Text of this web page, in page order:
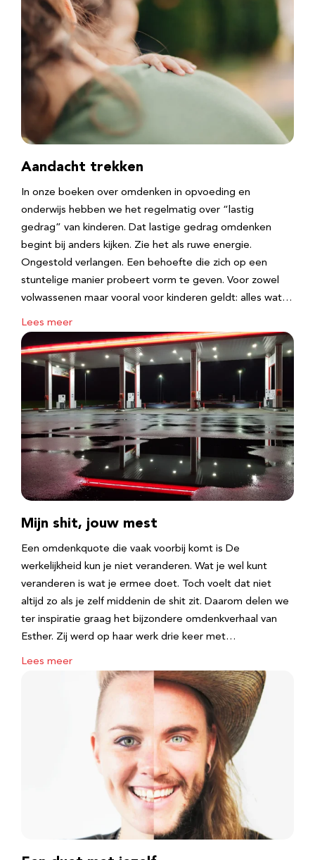
Aandacht trekken
In onze boeken over omdenken in opvoeding en
onderwijs hebben we het regelmatig over “lastig
gedrag” van kinderen. Dat lastige gedrag omdenken
begint bij anders kijken. Zie het als ruwe energie.
Ongestold verlangen. Een behoefte die zich op een
stuntelige manier probeert vorm te geven. Voor zowel
volwassenen maar vooral voor kinderen geldt: alles wat…
Lees meer
Mijn shit, jouw mest
Een omdenkquote die vaak voorbij komt is De
werkelijkheid kun je niet veranderen. Wat je wel kunt
veranderen is wat je ermee doet. Toch voelt dat niet
altijd zo als je zelf middenin de shit zit. Daarom delen we
ter inspiratie graag het bijzondere omdenkverhaal van
Esther. Zij werd op haar werk drie keer met…
Lees meer